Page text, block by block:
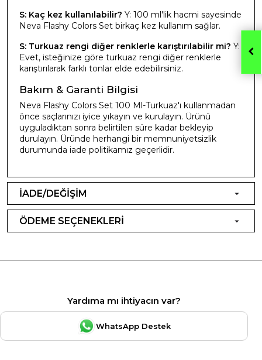
S: Kaç kez kullanılabilir? Y: 100 ml'lik hacmi sayesinde
Neva Flashy Colors Set birkaç kez kullanım sağlar.
S: Turkuaz rengi diğer renklerle karıştırılabilir mi? Y:
Evet, isteğinize göre turkuaz rengi diğer renklerle
karıştırılarak farklı tonlar elde edebilirsiniz.
Bakım & Garanti Bilgisi
Neva Flashy Colors Set 100 Ml-Turkuaz'ı kullanmadan
önce saçlarınızı iyice yıkayın ve kurulayın. Ürünü
uyguladıktan sonra belirtilen süre kadar bekleyip
durulayın. Üründe herhangi bir memnuniyetsizlik
durumunda iade politikamız geçerlidir.
İADE/DEĞİŞİM
ÖDEME SEÇENEKLERİ
Yardıma mı ihtiyacın var?
WhatsApp Destek